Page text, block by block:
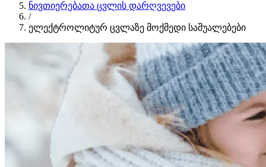
ნივთიერებათა ცვლის დარღვევები
/
ელექტროლიტურ ცვლაზე მოქმედი საშუალებები